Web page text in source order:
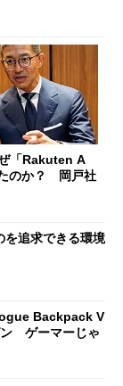
「Rakuten A
のか？ 岡戸社
を追求できる環境
Backpack V
ン ゲーマーじゃ